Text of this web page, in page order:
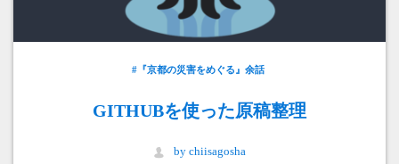
#『京都の災害をめぐる』余話
GITHUBを使った原稿整理
by chiisagosha